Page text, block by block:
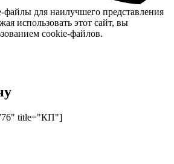
для наилучшего представления
использовать этот сайт, вы
cookie-файлов.
title="КП"]